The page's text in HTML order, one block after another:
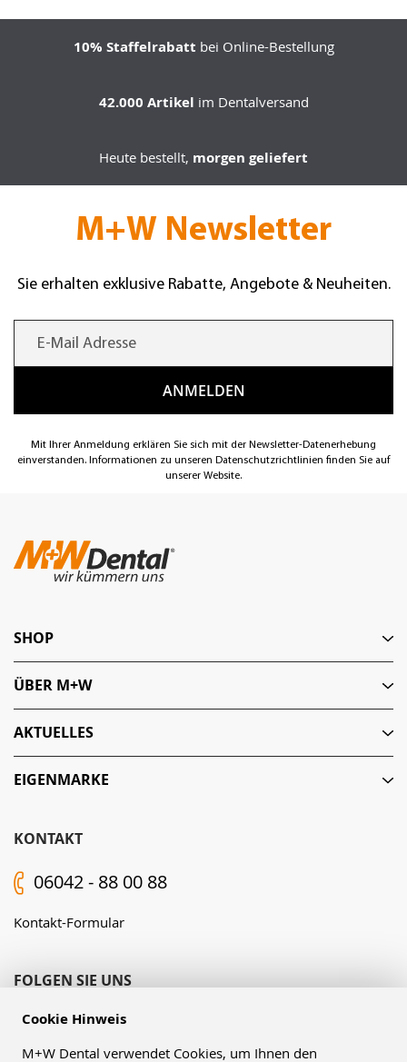
Cookie Hinweis
M+W Dental verwendet Cookies, um Ihnen den
10% Staffelrabatt bei Online-Bestellung
42.000 Artikel im Dentalversand
Heute bestellt, morgen geliefert
M+W Newsletter
Sie erhalten exklusive Rabatte, Angebote & Neuheiten.
Mit Ihrer Anmeldung erklären Sie sich mit der Newsletter-Datenerhebung
einverstanden. Informationen zu unseren Datenschutzrichtlinien finden Sie auf
unserer Website.
KONTAKT
06042 - 88 00 88
Kontakt-Formular
FOLGEN SIE UNS
SHOP
ÜBER M+W
AKTUELLES
EIGENMARKE